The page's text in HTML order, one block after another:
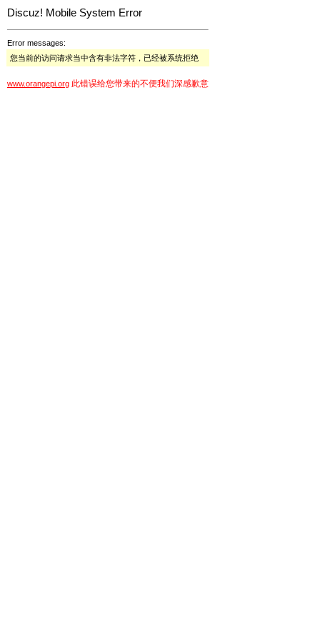
Discuz! Mobile System Error
Error messages:
您当前的访问请求当中含有非法字符，已经被系统拒绝
www.orangepi.org 此错误给您带来的不便我们深感歉意